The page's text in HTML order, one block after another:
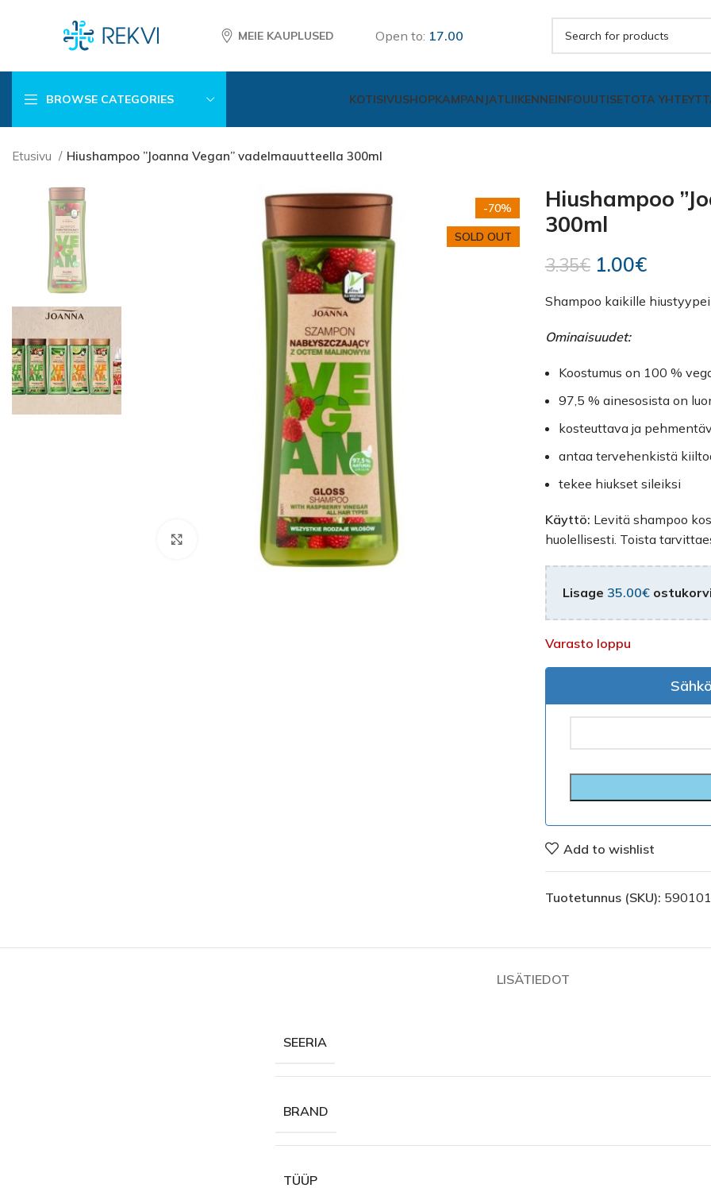
MEIE KAUPLUSED Open to: 17.00
BROWSE CATEGORIES KOTISIVUSHOPKAMPANJATLIIKENNEINFOUUTISETOTA
Etusivu Hiushampoo ”Joanna Vegan” vadelmauutteella 300ml
-70%
SOLD OUT
Click to enlarge
Hiushampoo
300ml
3.35€ 1.00€
Shampoo kaikille
Ominaisuudet:
Koostumus on 100 %
97,5 % ainesosista on
kosteuttava ja
antaa tervehenkistä
tekee hiukset sileiksi
Käyttö: Levitä shampoo
huolellisesti. Toista
Lisage 35.00€
Varasto loppu
Add to wishlist
Tuotetunnus (SKU):
LISÄTIEDOT
SEERIA
BRAND
TÜÜP